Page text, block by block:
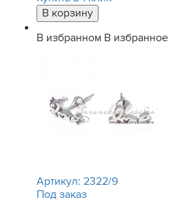
В избранном В избранное
Артикул: 2322/9
Под заказ